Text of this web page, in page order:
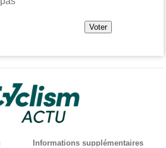
Informations supplémentaires